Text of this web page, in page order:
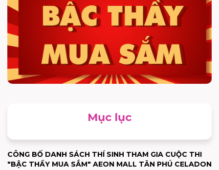
Mục lục
CÔNG BỐ DANH SÁCH THÍ SINH THAM GIA CUỘC THI
"BẬC THẦY MUA SẮM" AEON MALL TÂN PHÚ CELADON